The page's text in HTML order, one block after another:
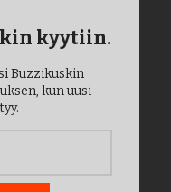
kyytiin.
Buzzikuskin
kun uusi